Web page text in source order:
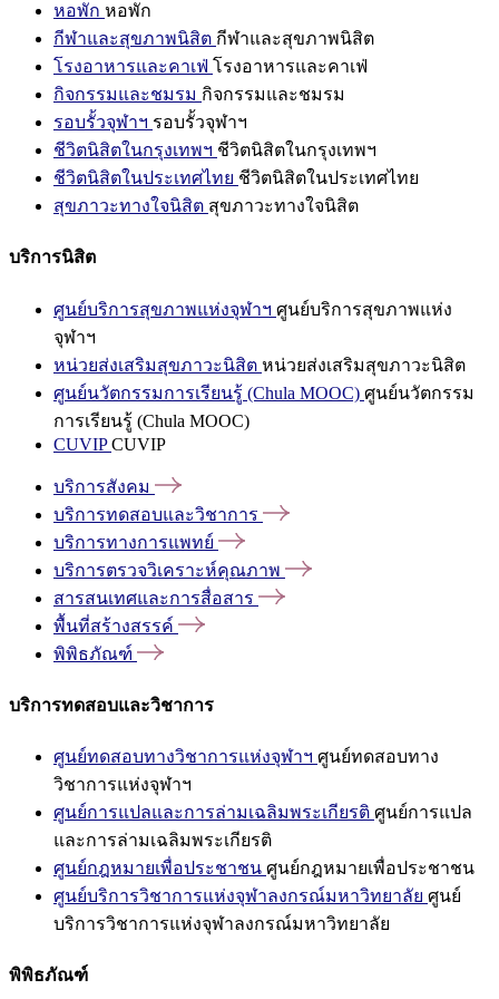
หอพัก หอพัก
กีฬาและสุขภาพนิสิต กีฬาและสุขภาพนิสิต
โรงอาหารและคาเฟ่ โรงอาหารและคาเฟ่
กิจกรรมและชมรม กิจกรรมและชมรม
รอบรั้วจุฬาฯ รอบรั้วจุฬาฯ
ชีวิตนิสิตในกรุงเทพฯ ชีวิตนิสิตในกรุงเทพฯ
ชีวิตนิสิตในประเทศไทย ชีวิตนิสิตในประเทศไทย
สุขภาวะทางใจนิสิต สุขภาวะทางใจนิสิต
บริการนิสิต
ศูนย์บริการสุขภาพแห่งจุฬาฯ ศูนย์บริการสุขภาพแห่ง
จุฬาฯ
หน่วยส่งเสริมสุขภาวะนิสิต หน่วยส่งเสริมสุขภาวะนิสิต
ศูนย์นวัตกรรมการเรียนรู้ (Chula MOOC) ศูนย์นวัตกรรม
การเรียนรู้ (Chula MOOC)
CUVIPCUVIP
บริการสังคม
บริการทดสอบและวิชาการ
บริการทางการแพทย์
บริการตรวจวิเคราะห์คุณภาพ
สารสนเทศและการสื่อสาร
พื้นที่สร้างสรรค์
พิพิธภัณฑ์
บริการทดสอบและวิชาการ
ศูนย์ทดสอบทางวิชาการแห่งจุฬาฯ ศูนย์ทดสอบทาง
วิชาการแห่งจุฬาฯ
ศูนย์การแปลและการล่ามเฉลิมพระเกียรติ ศูนย์การแปล
และการล่ามเฉลิมพระเกียรติ
ศูนย์กฎหมายเพื่อประชาชน ศูนย์กฎหมายเพื่อประชาชน
ศูนย์บริการวิชาการแห่งจุฬาลงกรณ์มหาวิทยาลัย ศูนย์
บริการวิชาการแห่งจุฬาลงกรณ์มหาวิทยาลัย
พิพิธภัณฑ์